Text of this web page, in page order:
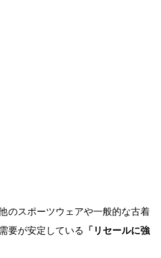
のスポーツウェアや一般的な古着
要が安定している
「リセールに強